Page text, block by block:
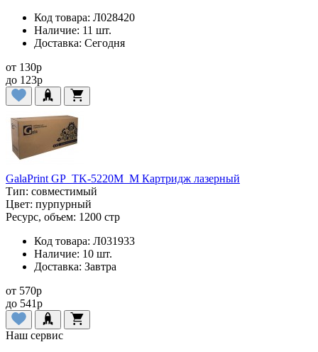
Код товара: Л028420
Наличие: 11 шт.
Доставка: Сегодня
от 130p
до 123p
GalaPrint GP_TK-5220M_M Картридж лазерный
Тип: совместимый
Цвет: пурпурный
Ресурс, объем: 1200 стр
Код товара: Л031933
Наличие: 10 шт.
Доставка: Завтра
от 570p
до 541p
Наш сервис